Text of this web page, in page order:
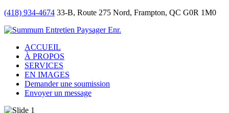
(418) 934-4674 33-B, Route 275 Nord, Frampton, QC G0R 1M0
ACCUEIL
À PROPOS
SERVICES
EN IMAGES
Demander une soumission
Envoyer un message